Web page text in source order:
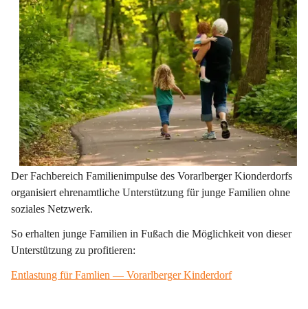
Der Fachbereich Familienimpulse des Vorarlberger Kionderdorfs
organisiert ehrenamtliche Unterstützung für junge Familien ohne
soziales Netzwerk.
So erhalten junge Familien in Fußach die Möglichkeit von dieser
Unterstützung zu profitieren:
Entlastung für Famlien — Vorarlberger Kinderdorf